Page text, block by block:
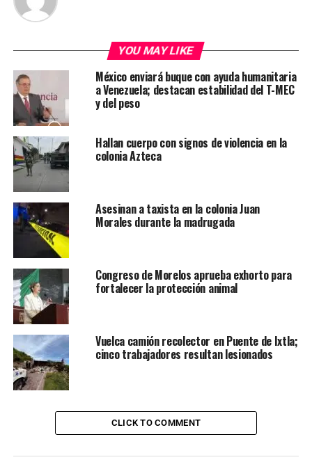
YOU MAY LIKE
México enviará buque con ayuda humanitaria
a Venezuela; destacan estabilidad del T-MEC
y del peso
Hallan cuerpo con signos de violencia en la
colonia Azteca
Asesinan a taxista en la colonia Juan
Morales durante la madrugada
Congreso de Morelos aprueba exhorto para
fortalecer la protección animal
Vuelca camión recolector en Puente de Ixtla;
cinco trabajadores resultan lesionados
CLICK TO COMMENT